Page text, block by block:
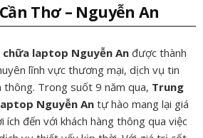
Thơ – Nguyễn An
laptop Nguyễn An được thành
lĩnh vực thương mại, dịch vụ tin
thông. Trong suốt 9 năm qua, Trung
Nguyễn An tự hào mang lại giá
ích đến với khách hàng thông qua việc